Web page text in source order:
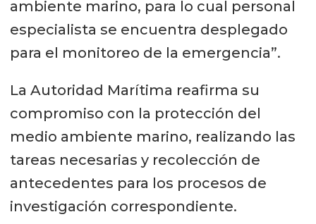
ambiente marino, para lo cual personal
especialista se encuentra desplegado
para el monitoreo de la emergencia”.
La Autoridad Marítima reafirma su
compromiso con la protección del
medio ambiente marino, realizando las
tareas necesarias y recolección de
antecedentes para los procesos de
investigación correspondiente.